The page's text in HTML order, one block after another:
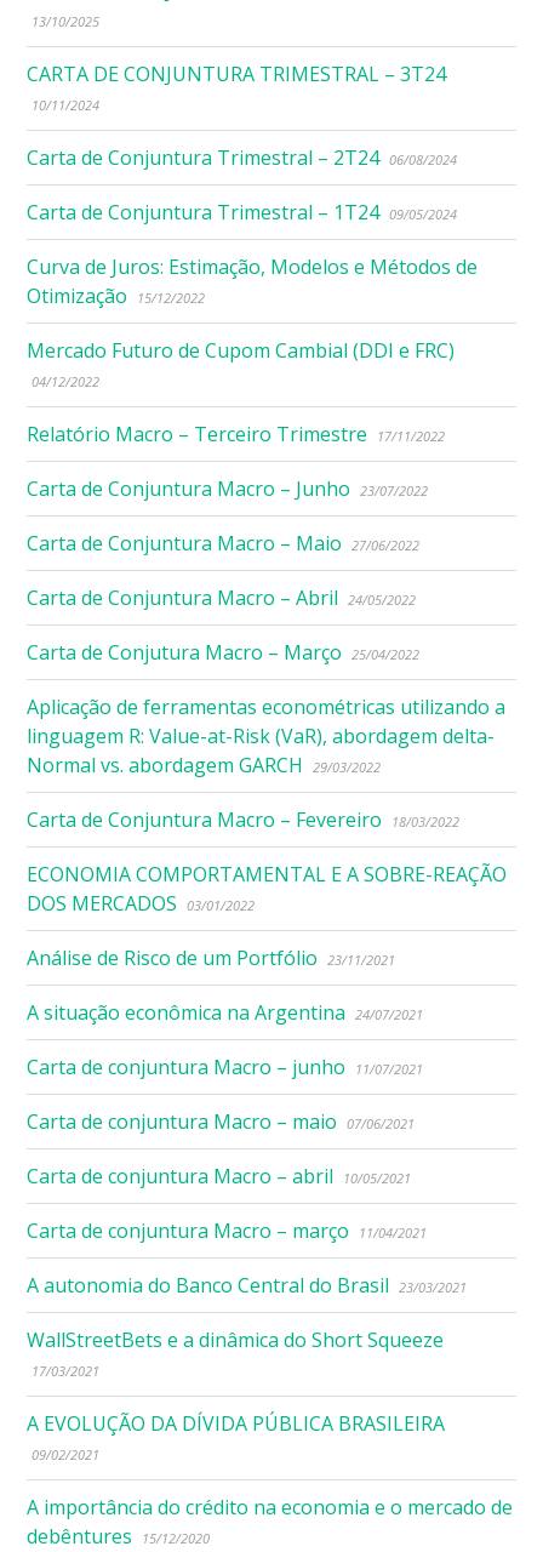
13/10/2025
CARTA DE CONJUNTURA TRIMESTRAL – 3T24
10/11/2024
Carta de Conjuntura Trimestral – 2T24 06/08/2024
Carta de Conjuntura Trimestral – 1T24 09/05/2024
Curva de Juros: Estimação, Modelos e Métodos de
Otimização
15/12/2022
Mercado Futuro de Cupom Cambial (DDI e FRC)
04/12/2022
Relatório Macro – Terceiro Trimestre 17/11/2022
Carta de Conjuntura Macro – Junho 23/07/2022
Carta de Conjuntura Macro – Maio 27/06/2022
Carta de Conjuntura Macro – Abril 24/05/2022
Carta de Conjutura Macro – Março 25/04/2022
Aplicação de ferramentas econométricas utilizando a
linguagem R: Value-at-Risk (VaR), abordagem delta-
Normal vs. abordagem GARCH
29/03/2022
Carta de Conjuntura Macro – Fevereiro 18/03/2022
ECONOMIA COMPORTAMENTAL E A SOBRE-REAÇÃO
DOS MERCADOS
03/01/2022
Análise de Risco de um Portfólio 23/11/2021
A situação econômica na Argentina 24/07/2021
Carta de conjuntura Macro – junho 11/07/2021
Carta de conjuntura Macro – maio 07/06/2021
Carta de conjuntura Macro – abril 10/05/2021
Carta de conjuntura Macro – março 11/04/2021
A autonomia do Banco Central do Brasil 23/03/2021
WallStreetBets e a dinâmica do Short Squeeze
17/03/2021
A EVOLUÇÃO DA DÍVIDA PÚBLICA BRASILEIRA
09/02/2021
A importância do crédito na economia e o mercado de
debêntures
15/12/2020